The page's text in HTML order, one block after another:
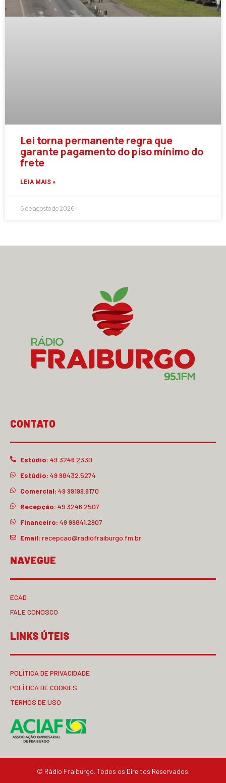
Lei torna permanente regra que
garante pagamento do piso mínimo do
frete
LEIA MAIS »
6 de agosto de 2026
CONTATO
Estúdio: 49 3246.2330
Estúdio: 49 98432.5274
Comercial: 49 99199.9170
Recepção: 49 3246.2507
Financeiro: 49 99841.2907
Email: recepcao@radiofraiburgo.fm.br
NAVEGUE
ECAD
FALE CONOSCO
LINKS ÚTEIS
POLÍTICA DE PRIVACIDADE
POLÍTICA DE COOKIES
TERMOS DE USO
© Rádio Fraiburgo. Todos os Direitos Reservados.